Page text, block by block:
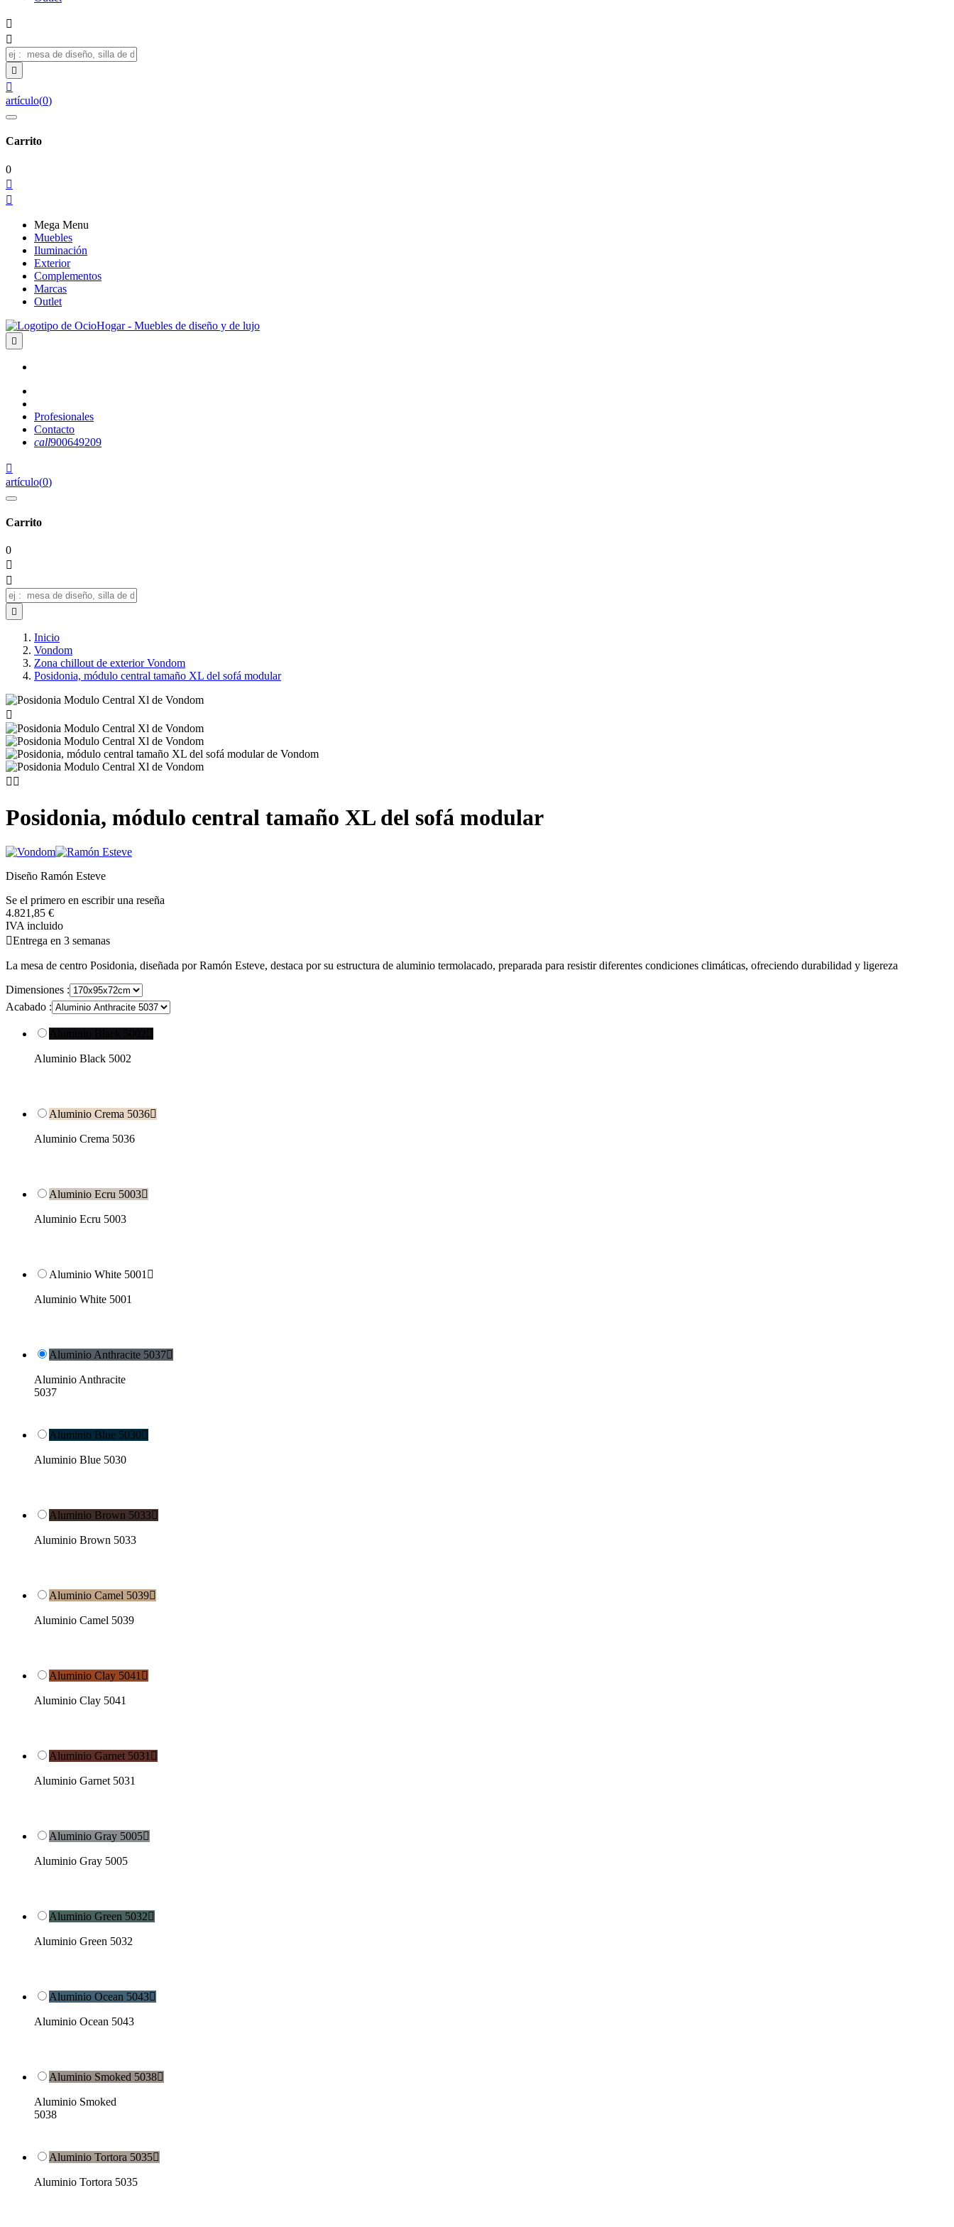




artículo(0)
Carrito
0


Mega Menu
Muebles
Iluminación
Exterior
Complementos
Marcas
Outlet

Profesionales
Contacto
call900649209

artículo(0)
Carrito
0



Inicio
Vondom
Zona chillout de exterior Vondom
Posidonia, módulo central tamaño XL del sofá modular

 
Posidonia, módulo central tamaño XL del sofá modular
Diseño Ramón Esteve
Se el primero en escribir una reseña
4.821,85 €
IVA incluido
Entrega en 3 semanas
La mesa de centro Posidonia, diseñada por Ramón Esteve, destaca por su estructura de aluminio termolacado, preparada para resistir diferentes condiciones climáticas, ofreciendo durabilidad y ligereza
Dimensiones :
Acabado :
Aluminio Black 5002
Aluminio Crema 5036
Aluminio Crema 5036
Aluminio Ecru 5003
Aluminio Ecru 5003
Aluminio White 5001 
Aluminio White 5001
Aluminio Anthracite 5037
Aluminio Anthracite
5037
Aluminio Blue 5030
Aluminio Blue 5030
Aluminio Brown 5033
Aluminio Brown 5033
Aluminio Camel 5039
Aluminio Camel 5039
Aluminio Clay 5041 
Aluminio Clay 5041
Aluminio Garnet 5031 
Aluminio Garnet 5031
Aluminio Gray 5005
Aluminio Gray 5005
Aluminio Green 5032
Aluminio Green 5032
Aluminio Ocean 5043
Aluminio Ocean 5043
Aluminio Smoked 5038
Aluminio Smoked
5038
Aluminio Tortora 5035
Aluminio Tortora 5035